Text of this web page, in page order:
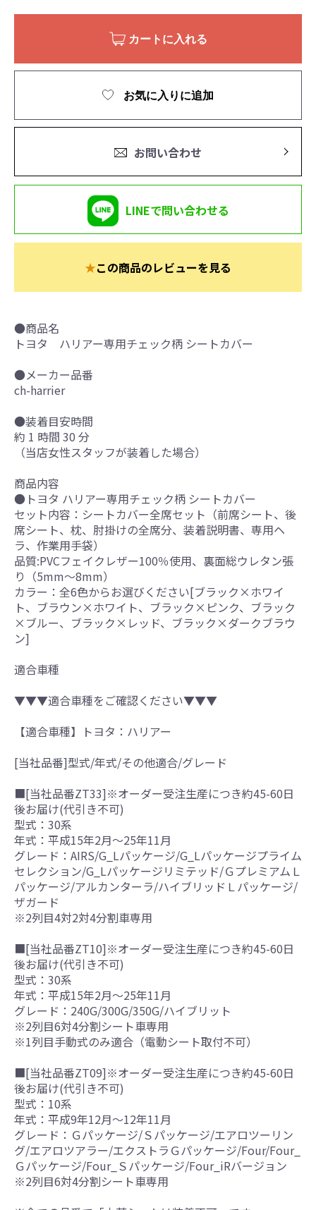
カートに入れる
お気に入りに追加
お問い合わせ
LINEで問い合わせる
★この商品のレビューを見る
●商品名
トヨタ ハリアー専用チェック柄 シートカバー
●メーカー品番
ch-harrier
●装着目安時間
約 1 時間 30 分
（当店女性スタッフが装着した場合）
商品内容
●トヨタ ハリアー専用チェック柄 シートカバー
セット内容：シートカバー全席セット（前席シート、後
席シート、枕、肘掛けの全席分、装着説明書、専用ヘ
ラ、作業用手袋）
品質:PVCフェイクレザー100％使用、裏面総ウレタン張
り（5mm～8mm）
カラー：全6色からお選びください[ブラック×ホワイ
ト、ブラウン×ホワイト、ブラック×ピンク、ブラック
×ブルー、ブラック×レッド、ブラック×ダークブラウ
ン]
適合車種
▼▼▼適合車種をご確認ください▼▼▼
【適合車種】トヨタ：ハリアー
[当社品番]型式/年式/その他適合/グレード
■[当社品番ZT33]※オーダー受注生産につき約45-60日
後お届け(代引き不可)
型式：30系
年式：平成15年2月～25年11月
グレード：AIRS/G_Lパッケージ/G_Lパッケージプライム
セレクション/G_Lパッケージリミテッド/ＧプレミアムＬ
パッケージ/アルカンターラ/ハイブリッドＬパッケージ/
ザガード
※2列目4対2対4分割車専用
■[当社品番ZT10]※オーダー受注生産につき約45-60日
後お届け(代引き不可)
型式：30系
年式：平成15年2月～25年11月
グレード：240G/300G/350G/ハイブリット
※2列目6対4分割シート車専用
※1列目手動式のみ適合（電動シート取付不可）
■[当社品番ZT09]※オーダー受注生産につき約45-60日
後お届け(代引き不可)
型式：10系
年式：平成9年12月～12年11月
グレード：Ｇパッケージ/Ｓパッケージ/エアロツーリン
グ/エアロツアラー/エクストラＧパッケージ/Four/Four_
Ｇパッケージ/Four_Ｓパッケージ/Four_iRバージョン
※2列目6対4分割シート車専用